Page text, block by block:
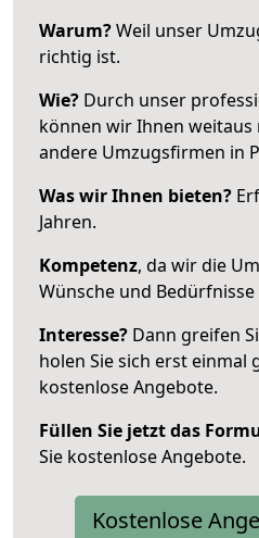
Warum?Weil unser
richtig ist.
Wie? Durch unser
können wir Ihnen
andere Umzugsfirmen in
Was wir Ihnen bieten?
Jahren.
Kompetenz, da wir die
Wünsche und Bedürfnisse
Interesse? Dann greifen
holen Sie sich erst einmal
kostenlose Angebote.
Füllen Sie jetzt das
Sie kostenlose Angebote.
Kostenlose